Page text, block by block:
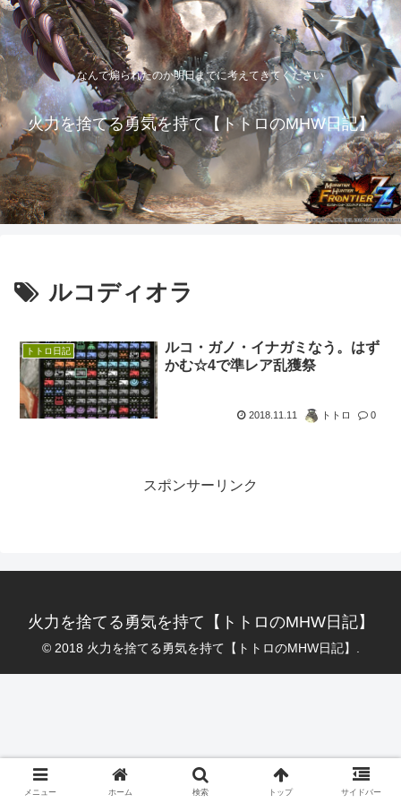
なんで煽られたのか明日までに考えてきてください
火力を捨てる勇気を持て【トトロのMHW日記】
ルコディオラ
トトロ日記
ルコ・ガノ・イナガミなう。はず
かむ☆4で準レア乱獲祭
2018.11.11 トトロ 0
スポンサーリンク
火力を捨てる勇気を持て【トトロのMHW日記】
© 2018 火力を捨てる勇気を持て【トトロのMHW日記】.
メニュー ホーム 検索 トップ サイドバー